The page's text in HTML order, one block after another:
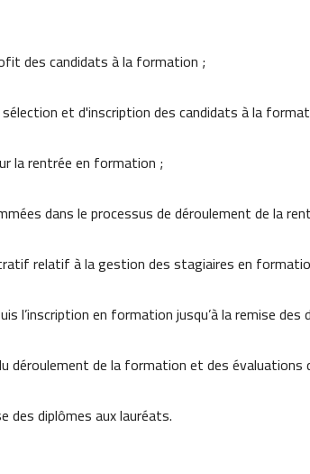
des candidats à la formation ;
et d'inscription des candidats à la
la rentrée en formation ;
dans le processus de déroulement de la
relatif à la gestion des stagiaires en
l’inscription en formation jusqu’à la remise des
déroulement de la formation et des évaluations
des diplômes aux lauréats.